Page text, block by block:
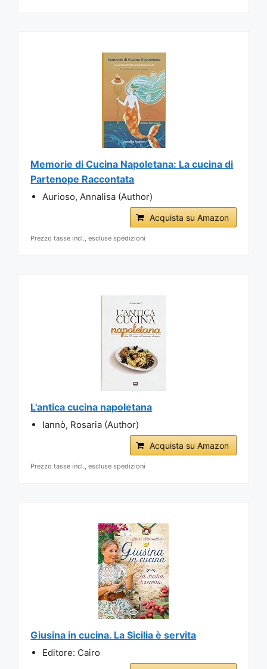
Memorie di Cucina Napoletana: La cucina di
Partenope Raccontata
Aurioso, Annalisa (Author)
Acquista su Amazon
Prezzo tasse incl., escluse spedizioni
L'antica cucina napoletana
Iannò, Rosaria (Author)
Acquista su Amazon
Prezzo tasse incl., escluse spedizioni
Giusina in cucina. La Sicilia è servita
Editore: Cairo